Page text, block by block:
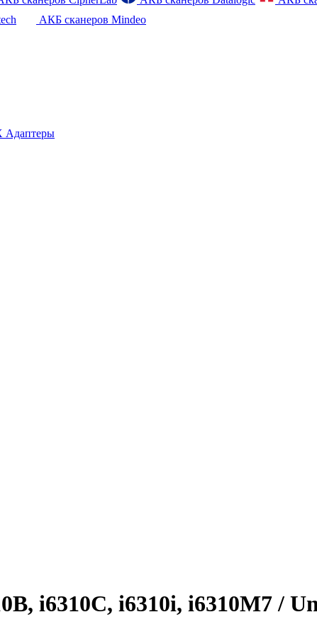
АКБ сканеров Mindeo
Адаптеры
i6310C, i6310i, i6310M7 /